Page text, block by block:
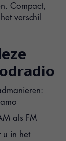
Compact,
verschil
als FM
u in het